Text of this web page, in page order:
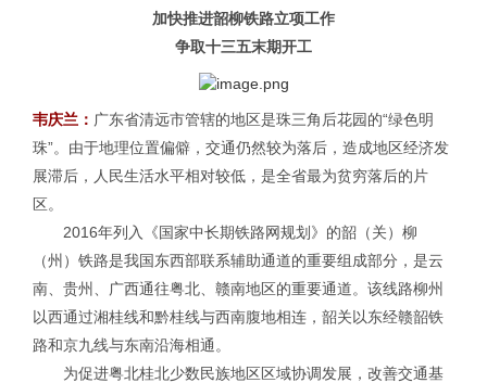
加快推进韶柳铁路立项工作
争取十三五末期开工
韦庆兰： 广东省清远市管辖的地区是珠三角后花园的“绿色明
珠”。由于地理位置偏僻，交通仍然较为落后，造成地区经济发
展滞后，人民生活水平相对较低，是全省最为贫穷落后的片
区。
2016年列入《国家中长期铁路网规划》的韶（关）柳
（州）铁路是我国东西部联系辅助通道的重要组成部分，是云
南、贵州、广西通往粤北、赣南地区的重要通道。该线路柳州
以西通过湘桂线和黔桂线与西南腹地相连，韶关以东经赣韶铁
路和京九线与东南沿海相通。
为促进粤北桂北少数民族地区区域协调发展，改善交通基